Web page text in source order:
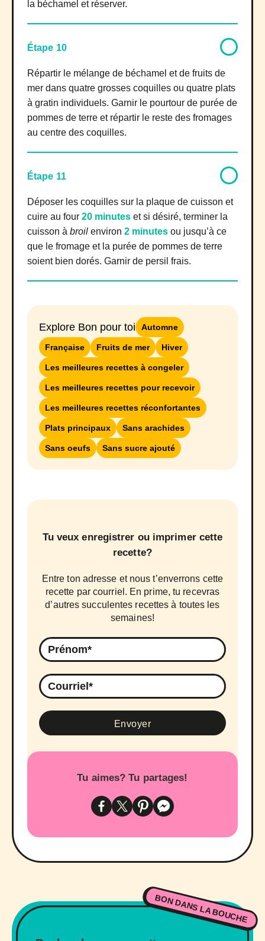
la béchamel et réserver.
Étape 10
Répartir le mélange de béchamel et de fruits de
mer dans quatre grosses coquilles ou quatre plats
à gratin individuels. Garnir le pourtour de purée de
pommes de terre et répartir le reste des fromages
au centre des coquilles.
Étape 11
Déposer les coquilles sur la plaque de cuisson et
cuire au four 20 minutes et si désiré, terminer la
cuisson à broil environ 2 minutes ou jusqu’à ce
que le fromage et la purée de pommes de terre
soient bien dorés. Garnir de persil frais.
Explore Bon pour toi Automne
Française Fruits de mer Hiver
Les meilleures recettes à congeler
Les meilleures recettes pour recevoir
Les meilleures recettes réconfortantes
Plats principaux Sans arachides
Sans oeufs Sans sucre ajouté
Tu veux enregistrer ou imprimer cette
recette?
Entre ton adresse et nous t’enverrons cette
recette par courriel. En prime, tu recevras
d’autres succulentes recettes à toutes les
semaines!
Tu aimes? Tu partages!
BON DANS LA BOUCHE